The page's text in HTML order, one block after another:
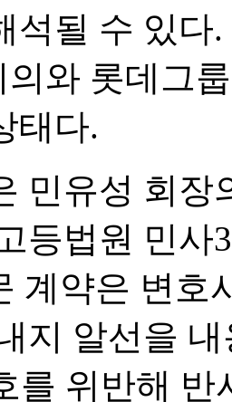
석될 수 있다
와 롯데그
태다.
민유성 회장
등법원 민사
계약은 변호
지 알선을
를 위반해